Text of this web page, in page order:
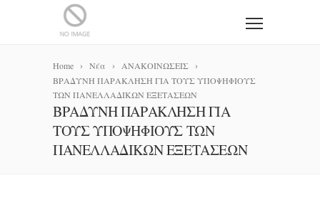
Home Νέα
ΑΝΑΚΟΙΝΩΣΕΙΣ
ΒΡΑΔΥΝΗ ΠΑΡΑΚΛΗΣΗ ΓΙΑ ΤΟΥΣ ΥΠΟΨΗΦΙΟΥΣ
ΤΩΝ ΠΑΝΕΛΛΑΔΙΚΩΝ ΕΞΕΤΑΣΕΩΝ
ΒΡΑΔΥΝΗ ΠΑΡΑΚΛΗΣΗ ΓΙΑ
ΤΟΥΣ ΥΠΟΨΗΦΙΟΥΣ ΤΩΝ
ΠΑΝΕΛΛΑΔΙΚΩΝ ΕΞΕΤΑΣΕΩΝ